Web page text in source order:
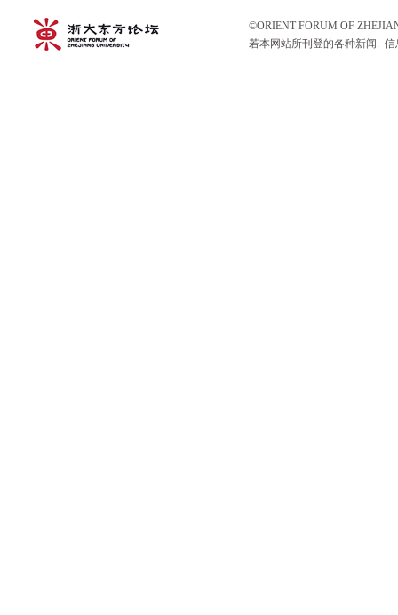
©ORIENT FORUM OF
若本网站所刊登的各种新闻.